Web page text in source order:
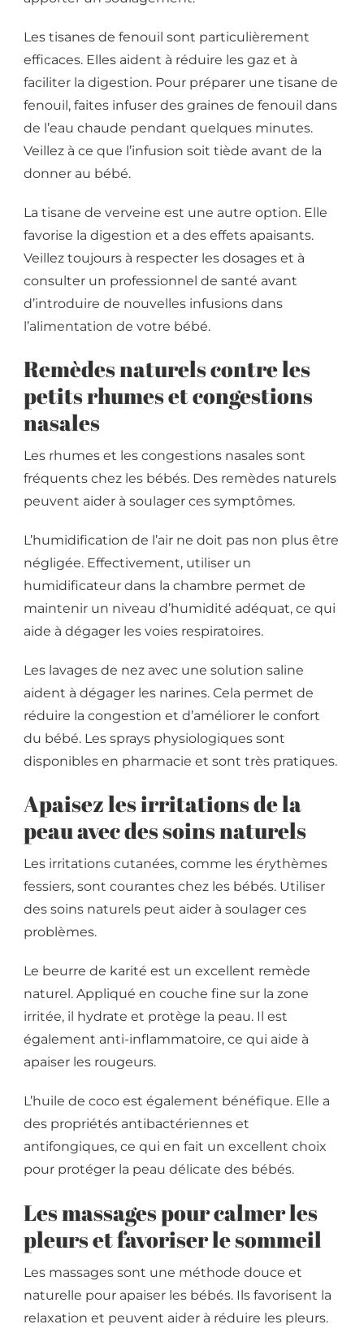
Les tisanes de fenouil sont particulièrement
efficaces. Elles aident à réduire les gaz et à
faciliter la digestion. Pour préparer une tisane de
fenouil, faites infuser des graines de fenouil dans
de l’eau chaude pendant quelques minutes.
Veillez à ce que l’infusion soit tiède avant de la
donner au bébé.
La tisane de verveine est une autre option. Elle
favorise la digestion et a des effets apaisants.
Veillez toujours à respecter les dosages et à
consulter un professionnel de santé avant
d’introduire de nouvelles infusions dans
l’alimentation de votre bébé.
Remèdes naturels contre les
petits rhumes et congestions
nasales
Les rhumes et les congestions nasales sont
fréquents chez les bébés. Des remèdes naturels
peuvent aider à soulager ces symptômes.
L’humidification de l’air ne doit pas non plus être
négligée. Effectivement, utiliser un
humidificateur dans la chambre permet de
maintenir un niveau d’humidité adéquat, ce qui
aide à dégager les voies respiratoires.
Les lavages de nez avec une solution saline
aident à dégager les narines. Cela permet de
réduire la congestion et d’améliorer le confort
du bébé. Les sprays physiologiques sont
disponibles en pharmacie et sont très pratiques.
Apaisez les irritations de la
peau avec des soins naturels
Les irritations cutanées, comme les érythèmes
fessiers, sont courantes chez les bébés. Utiliser
des soins naturels peut aider à soulager ces
problèmes.
Le beurre de karité est un excellent remède
naturel. Appliqué en couche fine sur la zone
irritée, il hydrate et protège la peau. Il est
également anti-inflammatoire, ce qui aide à
apaiser les rougeurs.
L’huile de coco est également bénéfique. Elle a
des propriétés antibactériennes et
antifongiques, ce qui en fait un excellent choix
pour protéger la peau délicate des bébés.
Les massages pour calmer les
pleurs et favoriser le sommeil
Les massages sont une méthode douce et
naturelle pour apaiser les bébés. Ils favorisent la
relaxation et peuvent aider à réduire les pleurs.